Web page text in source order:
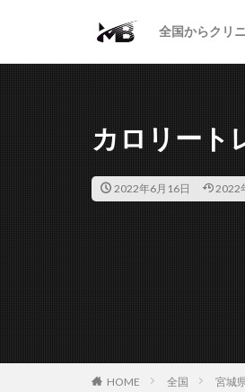
全国からクリ
二重・まぶた
鼻の形
小顔・輪郭
痩身・医療
肌の悩み・
わきが・多
AGA
包茎・ED
医療脱毛
脱毛サロン
パーソナル
カロリート
2022年6月16日 2022
HOME 全国 宮城